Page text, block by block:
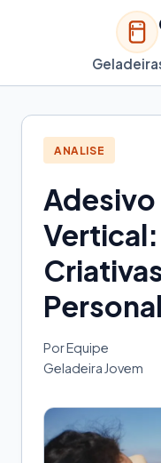
ANALISE
Adesivo
Por Equipe
Geladeira Jovem